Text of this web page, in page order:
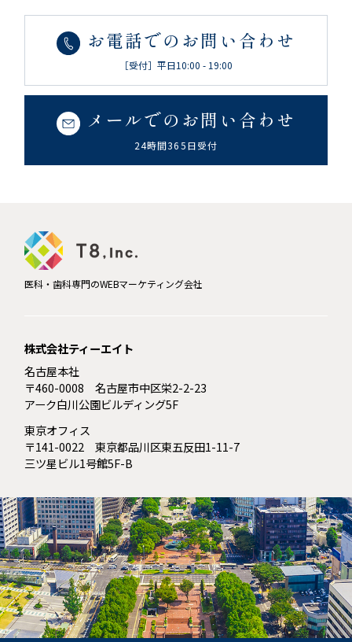
お電話でのお問い合わせ
［受付］平日10:00 - 19:00
メールでのお問い合わせ
24時間365日受付
医科・歯科専門のWEBマーケティング会社
株式会社ティーエイト
名古屋本社
〒460-0008 名古屋市中区栄2-2-23
アーク白川公園ビルディング5F
東京オフィス
〒141-0022 東京都品川区東五反田1-11-7
三ツ星ビル1号館5F-B